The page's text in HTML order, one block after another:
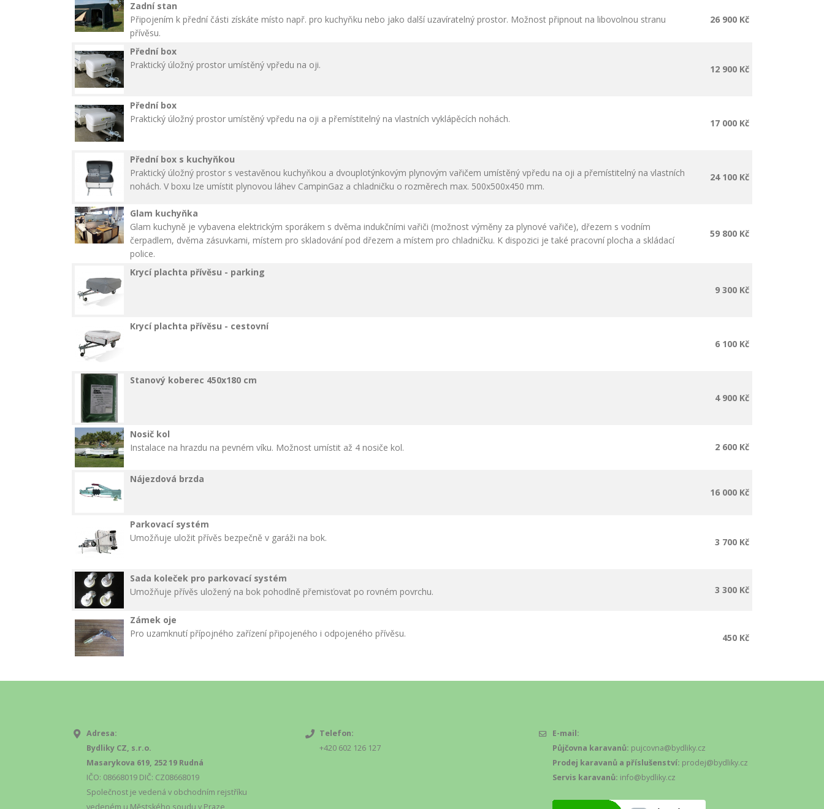
Zadní stan
Připojením k přední části získáte místo např. pro kuchyňku nebo jako další uzavíratelný prostor. Možnost připnout na libovolnou stranu
přívěsu.
26 900 Kč
Přední box
Praktický úložný prostor umístěný vpředu na oji.
12 900 Kč
Přední box
Praktický úložný prostor umístěný vpředu na oji a přemístitelný na vlastních vyklápěcích nohách.
17 000 Kč
Přední box s kuchyňkou
Praktický úložný prostor s vestavěnou kuchyňkou a dvouplotýnkovým plynovým vařičem umístěný vpředu na oji a přemístitelný na vlastních
nohách. V boxu lze umístit plynovou láhev CampinGaz a chladničku o rozměrech max. 500x500x450 mm.
24 100 Kč
Glam kuchyňka
Glam kuchyně je vybavena elektrickým sporákem s dvěma indukčními vařiči (možnost výměny za plynové vařiče), dřezem s vodním
čerpadlem, dvěma zásuvkami, místem pro skladování pod dřezem a místem pro chladničku. K dispozici je také pracovní plocha a skládací
police.
59 800 Kč
Krycí plachta přívěsu - parking
9 300 Kč
Krycí plachta přívěsu - cestovní
6 100 Kč
Stanový koberec 450x180 cm
4 900 Kč
Nosič kol
Instalace na hrazdu na pevném víku. Možnost umístit až 4 nosiče kol.
2 600 Kč
Nájezdová brzda
16 000 Kč
Parkovací systém
Umožňuje uložit přívěs bezpečně v garáži na bok.
3 700 Kč
Sada koleček pro parkovací systém
Umožňuje přívěs uložený na bok pohodlně přemisťovat po rovném povrchu.
3 300 Kč
Zámek oje
Pro uzamknutí přípojného zařízení připojeného i odpojeného přívěsu.
450 Kč
Adresa:
Bydliky CZ, s.r.o.
Masarykova 619, 252 19 Rudná
IČO: 08668019 DIČ: CZ08668019
Společnost je vedená v obchodním rejstříku
vedeném u Městského soudu v Praze,
Telefon:
+420 602 126 127
E-mail:
Půjčovna karavanů: pujcovna@bydliky.cz
Prodej karavanů a příslušenství: prodej@bydliky.cz
Servis karavanů: info@bydliky.cz